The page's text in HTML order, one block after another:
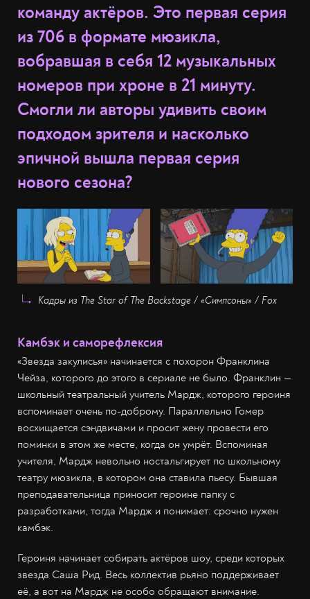
команду актёров. Это первая серия
из 706 в формате мюзикла,
вобравшая в себя 12 музыкальных
номеров при хроне в 21 минуту.
Смогли ли авторы удивить своим
подходом зрителя и насколько
эпичной вышла первая серия
нового сезона?
Кадры из The Star of The Backstage / «Симпсоны» / Fox
Камбэк и саморефлексия
«Звезда закулисья» начинается с похорон Франклина
Чейза, которого до этого в сериале не было. Франклин —
школьный театральный учитель Мардж, которого героиня
вспоминает очень по-доброму. Параллельно Гомер
восхищается сэндвичами и просит жену провести его
поминки в этом же месте, когда он умрёт. Вспоминая
учителя, Мардж невольно ностальгирует по школьному
театру мюзикла, в котором она ставила пьесу. Бывшая
преподавательница приносит героине папку с
разработками, тогда Мардж и понимает: срочно нужен
камбэк.
Героиня начинает собирать актёров шоу, среди которых
звезда Саша Рид. Весь коллектив рьяно поддерживает
её, а вот на Мардж не особо обращают внимание.